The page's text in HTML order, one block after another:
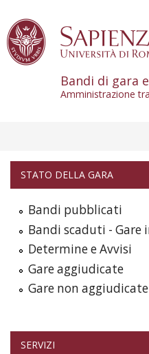
Bandi di gara
Amministrazione
STATO DELLA GARA
Bandi pubblicati
Bandi scaduti - Gare
Determine e Avvisi
Gare aggiudicate
Gare non aggiudicate
SERVIZI